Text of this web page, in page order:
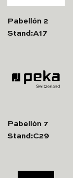
Pabellón 2
Stand:A17
Pabellón 7
Stand:C29